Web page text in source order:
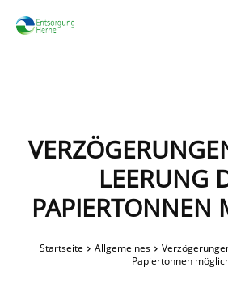
LEERUNG
PAPIERTONNEN
Startseite Allgemeines
Papiertonnen